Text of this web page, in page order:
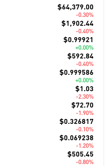
$64,379.00
-0.30%
$1,902.44
-0.40%
$0.99921
+0.00%
$592.84
-0.40%
$0.999586
+0.00%
$1.03
-2.30%
$72.70
-1.90%
$0.326817
-0.10%
$0.069238
-1.20%
$505.45
-0.80%